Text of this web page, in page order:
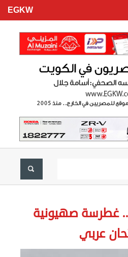
EGKW
غطرسة صهيونية
عربي